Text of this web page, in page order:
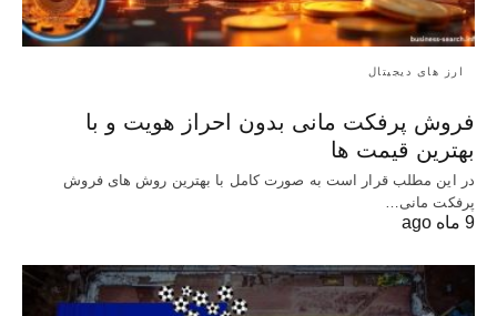
ارز های دیجیتال
فروش پرفکت مانی بدون احراز هویت و با
بهترین قیمت ها
در این مطلب قرار است به صورت کامل با بهترین روش‌ های فروش
پرفکت مانی…
9 ماه ago